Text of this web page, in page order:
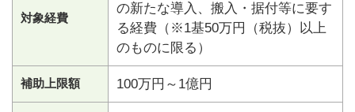
対象経費
の新たな導入、搬入・据付等に要す
る経費（※1基50万円（税抜）以上
のものに限る）
補助上限額 100万円～1億円